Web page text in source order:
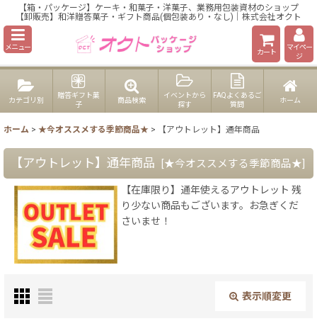
【箱・パッケージ】ケーキ・和菓子・洋菓子、業務用包装資材のショップ
【卸販売】和洋贈答菓子・ギフト商品(個包装あり・なし)｜株式会社オクト
メニュー
カート
マイペー
ジ
カテゴリ別
贈答ギフト菓
子
商品検索
イベントから
探す
FAQよくあるご
質問
ホーム
ホーム > ★今オススメする季節商品★ > 【アウトレット】通年商品
【アウトレット】通年商品 [★今オススメする季節商品★]
【在庫限り】通年使えるアウトレット 残
り少ない商品もございます。お急ぎくだ
さいませ！
表示順変更